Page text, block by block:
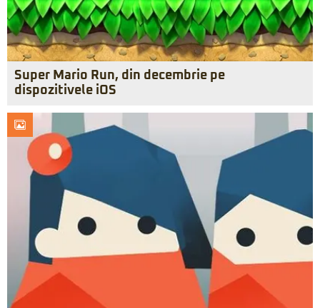
Super Mario Run, din decembrie pe
dispozitivele iOS